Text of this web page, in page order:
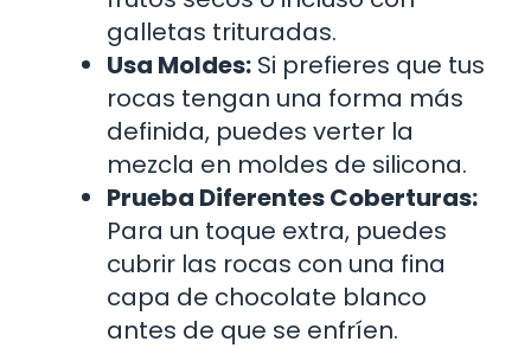
galletas trituradas.
Usa Moldes: Si prefieres que tus
rocas tengan una forma más
definida, puedes verter la
mezcla en moldes de silicona.
Prueba Diferentes Coberturas:
Para un toque extra, puedes
cubrir las rocas con una fina
capa de chocolate blanco
antes de que se enfríen.